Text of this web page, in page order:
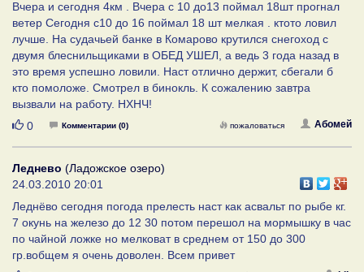
Вчера и сегодня 4км . Вчера с 10 до13 поймал 18шт прогнал
ветер Сегодня с10 до 16 поймал 18 шт мелкая . ктото ловил
лучше. На судачьей банке в Комарово крутился снегоход с
двумя блеснильщиками в ОБЕД УШЕЛ, а ведь 3 года назад в
это время успешно ловили. Наст отлично держит, сбегали б
кто помоложе. Смотрел в бинокль. К сожалению завтра
вызвали на работу. НХНЧ!
Нравится
0 Комментарии (0) Абомей
пожаловаться
Леднево (Ладожское озеро)
24.03.2010 20:01
Леднёво сегодня погода прелесть наст как асвальт по рыбе кг.
7 окунь на железо до 12 30 потом перешол на мормышку в час
по чайной ложке но мелковат в среднем от 150 до 300
гр.вобщем я очень доволен. Всем привет